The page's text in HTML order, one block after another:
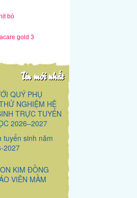
bò
gold 3
Tin mới nhất
QUÝ PHỤ
NGHIỆM HỆ
TRỰC TUYẾN
2026–2027
tuyển sinh năm
2027
KIM ĐỒNG
VIÊN MẦM